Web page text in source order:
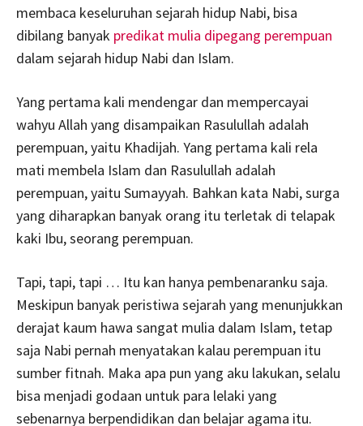
membaca keseluruhan sejarah hidup Nabi, bisa
dibilang banyak predikat mulia dipegang perempuan
dalam sejarah hidup Nabi dan Islam.
Yang pertama kali mendengar dan mempercayai
wahyu Allah yang disampaikan Rasulullah adalah
perempuan, yaitu Khadijah. Yang pertama kali rela
mati membela Islam dan Rasulullah adalah
perempuan, yaitu Sumayyah. Bahkan kata Nabi, surga
yang diharapkan banyak orang itu terletak di telapak
kaki Ibu, seorang perempuan.
Tapi, tapi, tapi … Itu kan hanya pembenaranku saja.
Meskipun banyak peristiwa sejarah yang menunjukkan
derajat kaum hawa sangat mulia dalam Islam, tetap
saja Nabi pernah menyatakan kalau perempuan itu
sumber fitnah. Maka apa pun yang aku lakukan, selalu
bisa menjadi godaan untuk para lelaki yang
sebenarnya berpendidikan dan belajar agama itu.